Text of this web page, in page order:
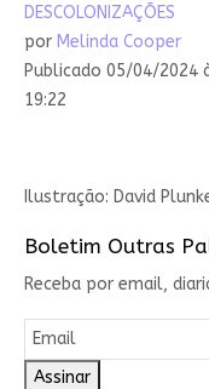
DESCOLONIZAÇÕES
por Melinda Cooper
Publicado 05/04/2024
19:22
Ilustração: David
Boletim Outras
Receba por email,
Assinar